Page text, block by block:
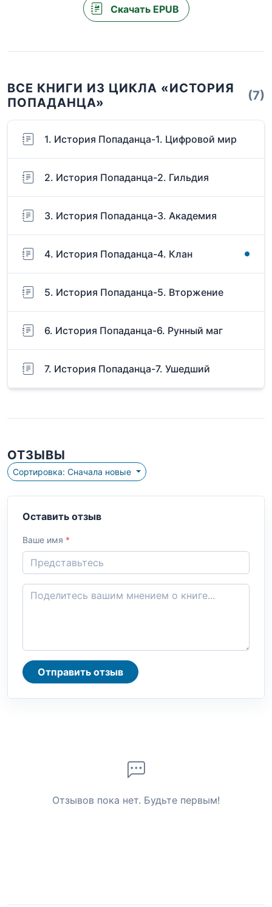
Скачать EPUB
ВСЕ КНИГИ ИЗ ЦИКЛА «ИСТОРИЯ
ПОПАДАНЦА»
(7)
1. История Попаданца-1. Цифровой мир
2. История Попаданца-2. Гильдия
3. История Попаданца-3. Академия
4. История Попаданца-4. Клан
5. История Попаданца-5. Вторжение
6. История Попаданца-6. Рунный маг
7. История Попаданца-7. Ушедший
ОТЗЫВЫ
Сортировка: Сначала новые
Оставить отзыв
Ваше имя *
Отправить отзыв
Отзывов пока нет. Будьте первым!